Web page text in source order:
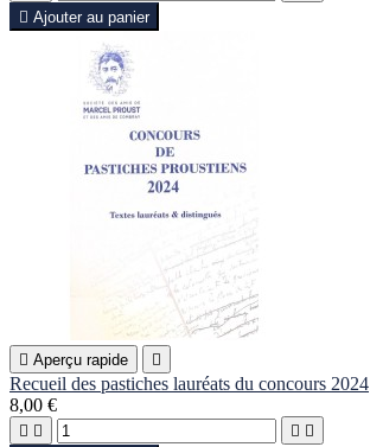
 Ajouter au panier
 Aperçu rapide 
Recueil des pastiches lauréats du concours 2024
8,00 €
   